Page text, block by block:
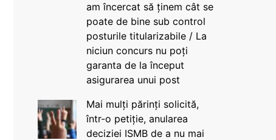
am încercat să ținem cât se
poate de bine sub control
posturile titularizabile / La
niciun concurs nu poți
garanta de la început
asigurarea unui post
Mai mulți părinți solicită,
într-o petiție, anularea
deciziei ISMB de a nu mai